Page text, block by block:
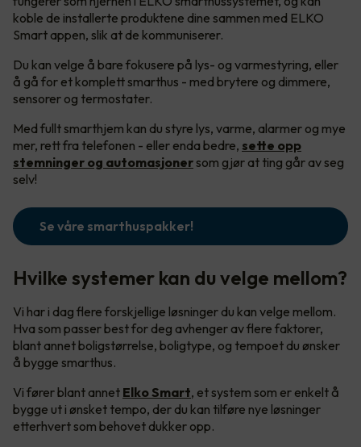
koble de installerte produktene dine sammen med ELKO
Smart appen, slik at de kommuniserer.
Du kan velge å bare fokusere på lys- og varmestyring, eller
å gå for et komplett smarthus - med brytere og dimmere,
sensorer og termostater.
Med fullt smarthjem kan du styre lys, varme, alarmer og mye
mer, rett fra telefonen - eller enda bedre, sette opp
stemninger og automasjonersom gjør at ting går av seg
selv!
Se våre smarthuspakker!
Hvilke systemer kan du velge mellom?
Vi har i dag flere forskjellige løsninger du kan velge mellom.
Hva som passer best for deg avhenger av flere faktorer,
blant annet boligstørrelse, boligtype, og tempoet du ønsker
å bygge smarthus.
Vi fører blant annet Elko Smart, et system som er enkelt å
bygge ut i ønsket tempo, der du kan tilføre nye løsninger
etterhvert som behovet dukker opp.